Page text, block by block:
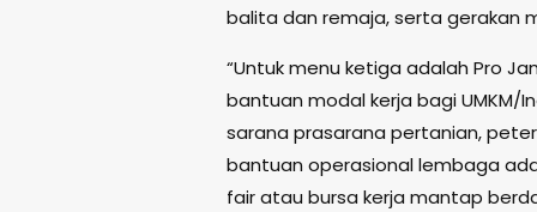
balita dan remaja, serta gerakan
“Untuk menu ketiga adalah Pro
bantuan modal kerja bagi
sarana prasarana pertanian,
bantuan operasional lembaga
fair atau bursa kerja mantap